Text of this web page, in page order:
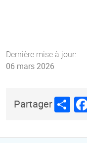
Dernière mise à jour:
06 mars 2026
Partager